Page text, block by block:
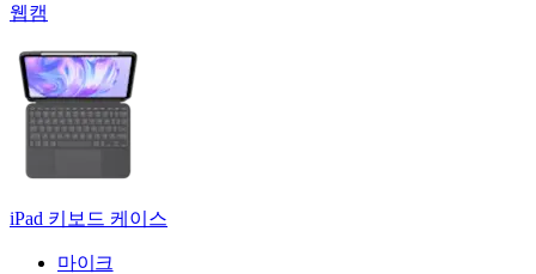
웹캠
iPad 키보드 케이스
마이크